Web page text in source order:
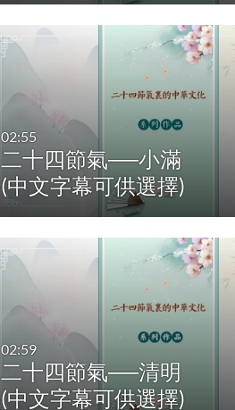
02:55
二十四節氣──小滿
(中文字幕可供選擇)
02:59
二十四節氣──清明
(中文字幕可供選擇)